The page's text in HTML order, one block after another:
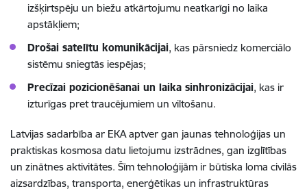
izšķirtspēju un biežu atkārtojumu neatkarīgi no laika
apstākļiem;
Drošai satelītu komunikācijai, kas pārsniedz komerciālo
sistēmu sniegtās iespējas;
Precīzai pozicionēšanai un laika sinhronizācijai, kas ir
izturīgas pret traucējumiem un viltošanu.
Latvijas sadarbība ar EKA aptver gan jaunas tehnoloģijas un
praktiskas kosmosa datu lietojumu izstrādnes, gan izglītības
un zinātnes aktivitātes. Šīm tehnoloģijām ir būtiska loma civilās
aizsardzības, transporta, enerģētikas un infrastruktūras